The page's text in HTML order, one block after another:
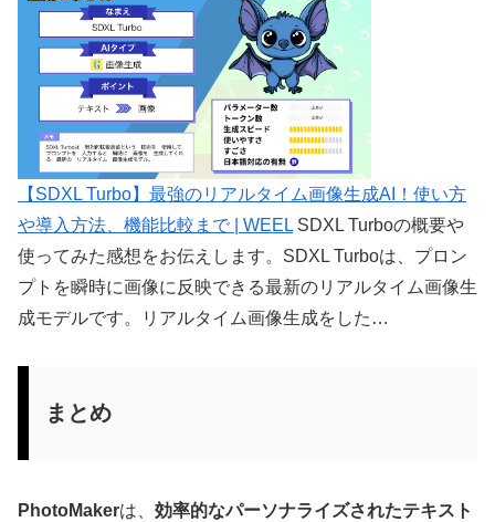
【SDXL Turbo】最強のリアルタイム画像生成AI！使い方
や導入方法、機能比較まで | WEEL SDXL Turboの概要や
使ってみた感想をお伝えします。SDXL Turboは、プロン
プトを瞬時に画像に反映できる最新のリアルタイム画像生
成モデルです。リアルタイム画像生成をした…
まとめ
PhotoMakerは、 効率的なパーソナライズされたテキスト